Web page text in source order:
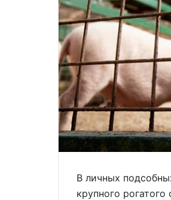
В личных
крупного